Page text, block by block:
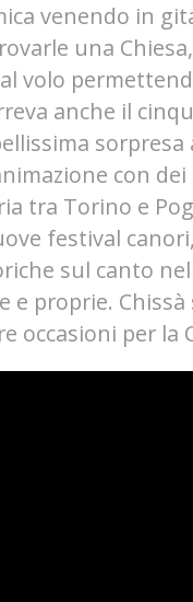
venendo in
una
al volo
anche il
sorpresa
con
tra Torino e
festival
sul canto
e proprie.
occasioni per la